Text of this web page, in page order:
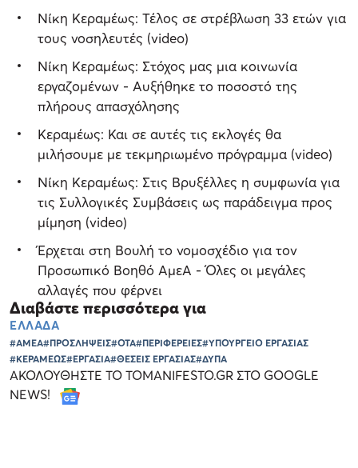
Νίκη Κεραμέως: Τέλος σε στρέβλωση 33 ετών για
τους νοσηλευτές (video)
Νίκη Κεραμέως: Στόχος μας μια κοινωνία
εργαζομένων - Αυξήθηκε το ποσοστό της
πλήρους απασχόλησης
Kεραμέως: Και σε αυτές τις εκλογές θα
μιλήσουμε με τεκμηριωμένο πρόγραμμα (video)
Νίκη Κεραμέως: Στις Βρυξέλλες η συμφωνία για
τις Συλλογικές Συμβάσεις ως παράδειγμα προς
μίμηση (video)
Έρχεται στη Βουλή το νομοσχέδιο για τον
Προσωπικό Βοηθό ΑμεΑ - Όλες οι μεγάλες
αλλαγές που φέρνει
Διαβάστε περισσότερα για
ΕΛΛΑΔΑ
#ΑΜΕΑ#ΠΡΟΣΛΗΨΕΙΣ#ΟΤΑ#ΠΕΡΙΦΕΡΕΙΕΣ#ΥΠΟΥΡΓΕΙΟ ΕΡΓΑΣΙΑΣ
#ΚΕΡΑΜΕΩΣ#ΕΡΓΑΣΙΑ#ΘΕΣΕΙΣ ΕΡΓΑΣΙΑΣ#ΔΥΠΑ
ΑΚΟΛΟΥΘΗΣΤΕ ΤΟ TOMANIFESTO.GR ΣΤΟ GOOGLE
NEWS!